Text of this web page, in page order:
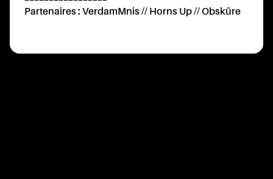
Partenaires : VerdamMnis // Horns Up // Obsküre